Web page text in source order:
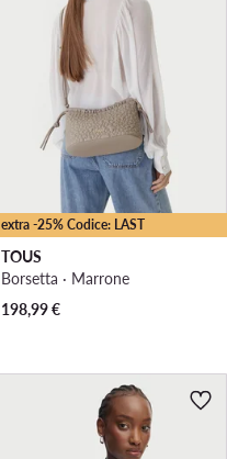
extra -25% Codice: LAST
TOUS
Borsetta · Marrone
198,99€